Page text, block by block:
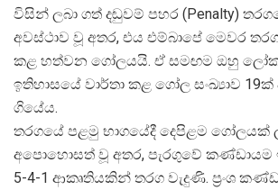
විසින් ලබා ගත් දඬුවම් පහර (Penalty)
අවස්ථාව වූ අතර, එය එම්බාපේ මෙවර
කළ හත්වන ගෝලයයි. ඒ සමඟම ඔහු
ඉතිහාසයේ වාර්තා කළ ගෝල සංඛ්යාව
ගියේය.
තරගයේ පළමු භාගයේදී දෙපිළම ගෝලයක්
අපොහොසත් වූ අතර, පැරගුවේ කණ්ඩායම
5-4-1 ආකෘතියකින් තරග වැදුණි. ප්රංශ